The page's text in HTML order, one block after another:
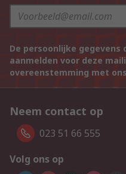
De persoonlijke
aanmelden voor deze
overeenstemming met ons
Neem contact op
023 51 66 555
Volg ons op